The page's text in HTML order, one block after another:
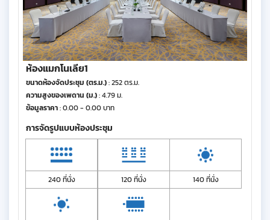
ห้องแมกโนเลีย1
ขนาดห้องจัดประชุม (ตร.ม.): 252 ตร.ม.
ความสูงของเพดาน (ม.): 4.79 ม.
ข้อมูลราคา: 0.00 - 0.00 บาท
การจัดรูปแบบห้องประชุม
240 ที่นั่ง 120 ที่นั่ง 140 ที่นั่ง